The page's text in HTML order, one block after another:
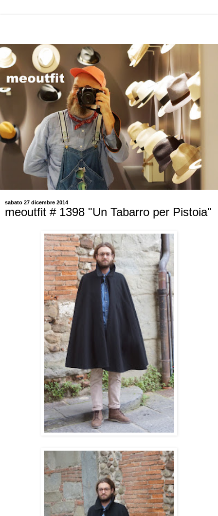
sabato 27 dicembre 2014
meoutfit # 1398 "Un Tabarro per Pistoia"